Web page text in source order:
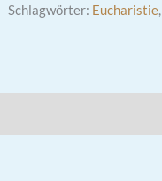
Schlagwörter: Eucharistie,